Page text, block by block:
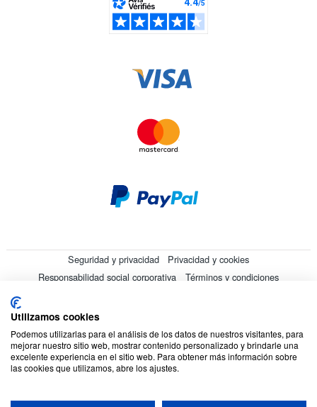
Seguridad y privacidad
Privacidad y cookies
Responsabilidad social corporativa
Términos y condiciones
Dardilly, Francia. SA con un capital de 7 413 696,12 € - RCS Lyon B
412 399 792 - Número de IVA intracomunitario: 84412399792.
Código APE : 4648Z
Utilizamos cookies
Podemos utilizarlas para el análisis de los datos de nuestros visitantes, para
mejorar nuestro sitio web, mostrar contenido personalizado y brindarle una
excelente experiencia en el sitio web. Para obtener más información sobre
las cookies que utilizamos, abre los ajustes.